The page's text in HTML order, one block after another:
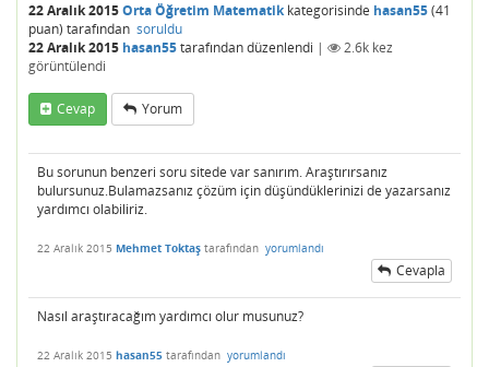
22 Aralık 2015Orta Öğretim Matematikkategorisinde hasan55(41
puan) tarafından soruldu
22 Aralık 2015 hasan55tarafındandüzenlendi | 2.6k kez
görüntülendi
Cevap Yorum
Bu sorunun benzeri soru sitede var sanırım. Araştırırsanız
bulursunuz.Bulamazsanız çözüm için düşündüklerinizi de yazarsanız
yardımcı olabiliriz.
22 Aralık 2015 Mehmet Toktaş tarafından yorumlandı
Cevapla
Nasıl araştıracağım yardımcı olur musunuz?
22 Aralık 2015 hasan55 tarafından yorumlandı